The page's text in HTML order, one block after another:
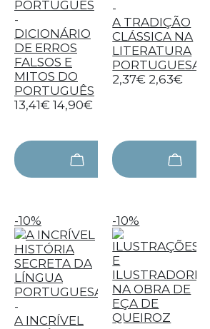
-
DICIONÁRIO
DE ERROS
FALSOS E
MITOS DO
PORTUGUÊS
13,41€ 14,90€
-
A TRADIÇÃO
CLÁSSICA NA
LITERATURA
PORTUGUESA
2,37€ 2,63€
-10%
-
A INCRÍVEL
-10%